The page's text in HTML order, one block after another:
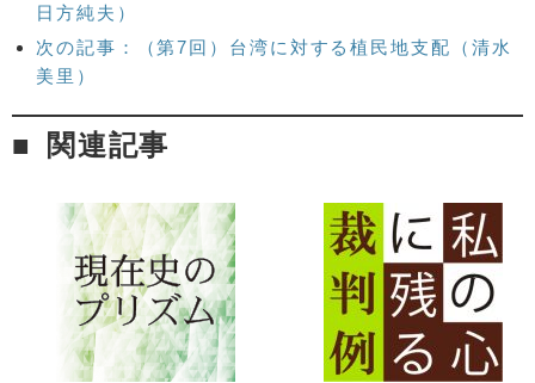
日方純夫）
次の記事：（第7回）台湾に対する植民地支配（清水
美里）
関連記事